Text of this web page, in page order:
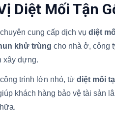
Diệt Mối Tận
cung cấp dịch vụ diệt
khử trùng cho nhà ở, công
xây dựng.
trình lớn nhỏ, từ diệt mối
khách hàng bảo vệ tài sản